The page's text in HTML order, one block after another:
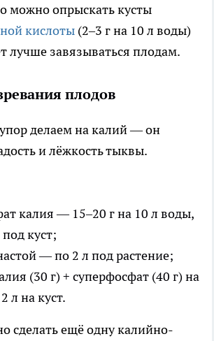
можно опрыскать кусты
кислоты (2–3 г на 10 л воды)
лучше завязываться плодам.
плодов
делаем на калий — он
и лёжкость тыквы.
калия — 15–20 г на 10 л воды,
куст;
— по 2 л под растение;
(30 г) + суперфосфат (40 г) на
л на куст.
сделать ещё одну калийно-